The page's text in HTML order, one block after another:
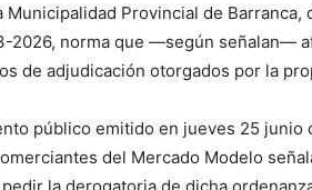
Provincial de Barranca,
2026, norma que —según señalan—
de adjudicación otorgados por la
público emitido en jueves 25 junio
del Mercado Modelo
la derogatoria de dicha